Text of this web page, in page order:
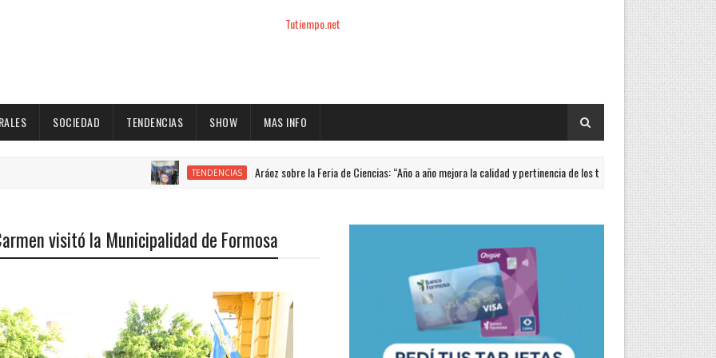
Tutiempo.net
SOCIEDAD TENDENCIAS SHOW MAS INFO
TENDENCIAS Aráoz sobre la Feria de Ciencias: “Año a año mejora la calidad y pertinencia de los trabajos” ACTUALIDAD
visitó la Municipalidad de Formosa